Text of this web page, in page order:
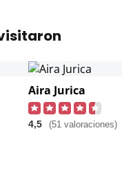
Aira Jurica
4,5 (51 valoraciones)